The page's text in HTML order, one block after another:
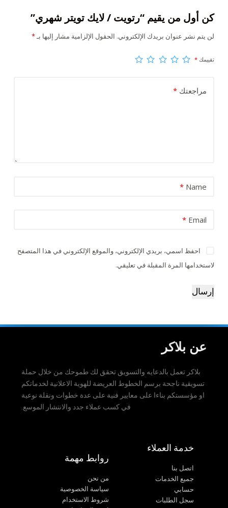
كن أول من يقيم “رتويت / لايك تويتر شهري”
لن يتم نشر عنوان بريدك الإلكتروني. الحقول الإلزامية مشار إليها بـ*
تقييمك *
مراجعتك *
Name
*
Email
*
احفظ اسمي، بريدي الإلكتروني، والموقع الإلكتروني في هذا المتصفح
لاستخدامها المرة المقبلة في تعليقي.
إرسال
عن بلاكر
بلاكر تعمل بالدعايه والتسويق تحقق لك طموحك من خلال حملة
تسويقية ناجحة برسم الخطوط العريضة للهوية الاعلانية لخدماتكم
او مؤسستكم بناءا على معايير فنية على عدة خطوات ونقلة نوعية
في كسب عملاء جدد والانتشار الموسع.
خدمة العملاء
اتصل بنا
جميع الخدمات
حسابي
سجل الطلبات
روابط مهمة
من نحن
سياسة الخصوصية
شروط الاستخدام